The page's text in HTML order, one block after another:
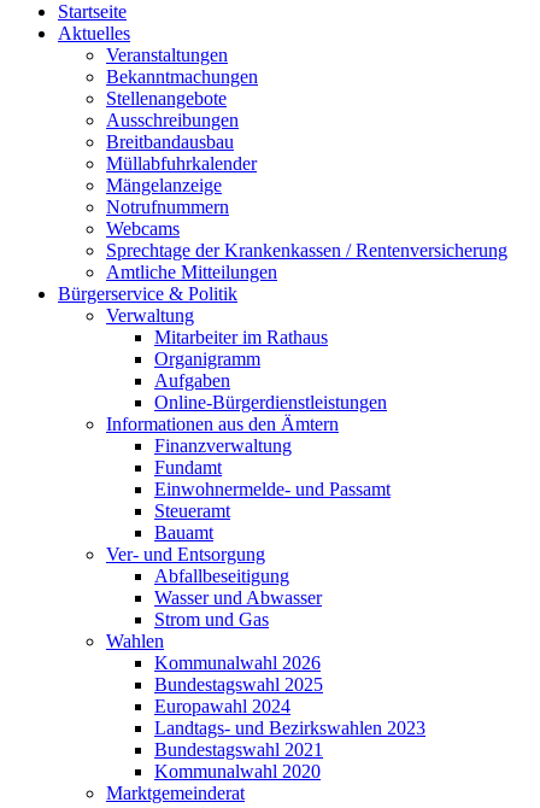
Startseite
Aktuelles
Veranstaltungen
Bekanntmachungen
Stellenangebote
Ausschreibungen
Breitbandausbau
Müllabfuhrkalender
Mängelanzeige
Notrufnummern
Webcams
Sprechtage der Krankenkassen / Rentenversicherung
Amtliche Mitteilungen
Bürgerservice & Politik
Verwaltung
Mitarbeiter im Rathaus
Organigramm
Aufgaben
Online-Bürgerdienstleistungen
Informationen aus den Ämtern
Finanzverwaltung
Fundamt
Einwohnermelde- und Passamt
Steueramt
Bauamt
Ver- und Entsorgung
Abfallbeseitigung
Wasser und Abwasser
Strom und Gas
Wahlen
Kommunalwahl 2026
Bundestagswahl 2025
Europawahl 2024
Landtags- und Bezirkswahlen 2023
Bundestagswahl 2021
Kommunalwahl 2020
Marktgemeinderat